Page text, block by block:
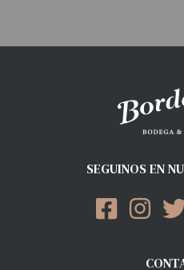
SEGUINOS EN